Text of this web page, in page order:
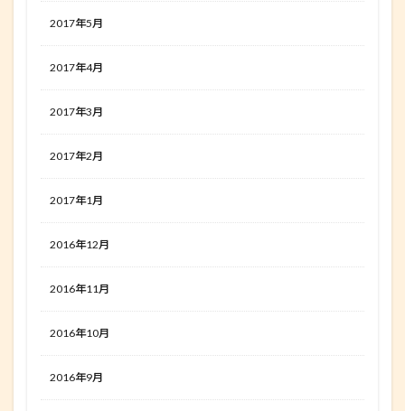
2017年5月
2017年4月
2017年3月
2017年2月
2017年1月
2016年12月
2016年11月
2016年10月
2016年9月